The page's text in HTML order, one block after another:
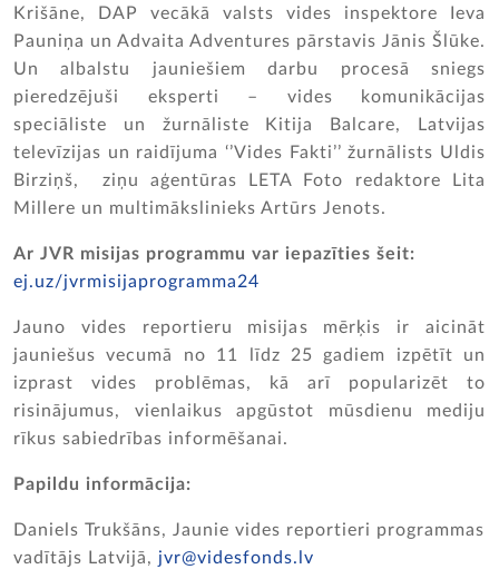
Krišāne, DAP vecākā valsts vides inspektore Ieva
Pauniņa un Advaita Adventures pārstavis Jānis Šlūke.
Un albalstu jauniešiem darbu procesā sniegs
pieredzējuši eksperti – vides komunikācijas
speciāliste un žurnāliste Kitija Balcare, Latvijas
televīzijas un raidījuma ‘’Vides Fakti’’ žurnālists Uldis
Birziņš, ziņu aģentūras LETA Foto redaktore Lita
Millere un multimākslinieks Artūrs Jenots.
Ar JVR misijas programmu var iepazīties šeit:
ej.uz/jvrmisijaprogramma24
Jauno vides reportieru misijas mērķis ir aicināt
jauniešus vecumā no 11 līdz 25 gadiem izpētīt un
izprast vides problēmas, kā arī popularizēt to
risinājumus, vienlaikus apgūstot mūsdienu mediju
rīkus sabiedrības informēšanai.
Papildu informācija:
Daniels Trukšāns, Jaunie vides reportieri programmas
vadītājs Latvijā, jvr@videsfonds.lv